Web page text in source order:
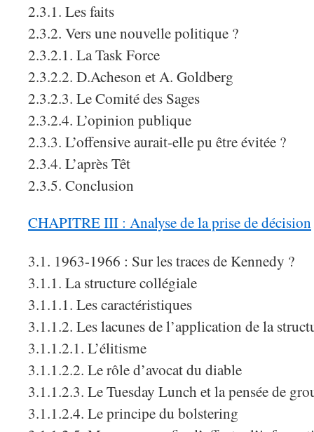
2.3.1. Les faits
2.3.2. Vers une nouvelle politique ?
2.3.2.1. La Task Force
2.3.2.2. D.Acheson et A. Goldberg
2.3.2.3. Le Comité des Sages
2.3.2.4. L’opinion publique
2.3.3. L’offensive aurait-elle pu être évitée ?
2.3.4. L’après Têt
2.3.5. Conclusion
CHAPITRE III : Analyse de la prise de décision
3.1. 1963-1966 : Sur les traces de Kennedy ?
3.1.1. La structure collégiale
3.1.1.1. Les caractéristiques
3.1.1.2. Les lacunes de l’application de la
3.1.1.2.1. L’élitisme
3.1.1.2.2. Le rôle d’avocat du diable
3.1.1.2.3. Le Tuesday Lunch et la pensée de
3.1.1.2.4. Le principe du bolstering